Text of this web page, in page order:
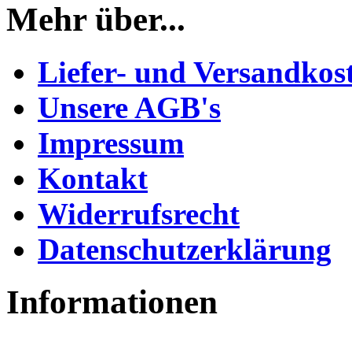
Mehr über...
Liefer- und
Unsere AGB's
Impressum
Kontakt
Widerrufsrecht
Datenschutzerklärung
Informationen